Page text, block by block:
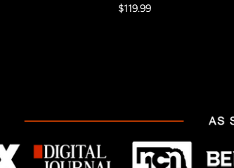
Precio
$119.99